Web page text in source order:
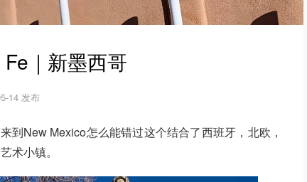
｜新墨西哥
14 发布
到New Mexico怎么能错过这个结合了西班牙，北欧，
术小镇。